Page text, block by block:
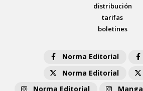
distribución
tarifas
boletines
Norma Editorial
Norma Editorial
Norma Editorial
Manga